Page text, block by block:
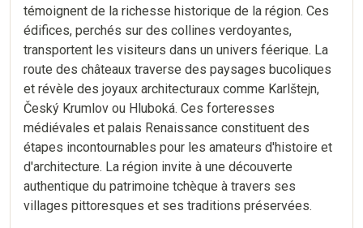
témoignent de la richesse historique de la région. Ces
édifices, perchés sur des collines verdoyantes,
transportent les visiteurs dans un univers féerique. La
route des châteaux traverse des paysages bucoliques
et révèle des joyaux architecturaux comme Karlštejn,
Český Krumlov ou Hluboká. Ces forteresses
médiévales et palais Renaissance constituent des
étapes incontournables pour les amateurs d'histoire et
d'architecture. La région invite à une découverte
authentique du patrimoine tchèque à travers ses
villages pittoresques et ses traditions préservées.